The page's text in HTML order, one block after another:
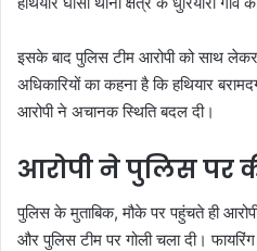
इसके बाद पुलिस टीम आरोपी को साथ
अधिकारियों का कहना है कि हथियार
आरोपी ने अचानक स्थिति बदल दी।
आरोपी ने पुलिस पर
पुलिस के मुताबिक, मौके पर पहुंचते ही
और पुलिस टीम पर गोली चला दी। फायरिंग